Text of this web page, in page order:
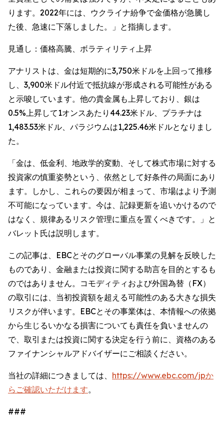
ります。2022年には、ウクライナ紛争で金価格が急騰し
た後、急速に下落しました。」と指摘します。
見通し：価格高騰、ボラティリティ上昇
アナリストは、金は短期的に3,750米ドルを上回って推移
し、3,900米ドル付近で抵抗線が形成される可能性がある
と示唆しています。他の貴金属も上昇しており、銀は
0.5%上昇して1オンスあたり44.23米ドル、プラチナは
1,483.53米ドル、パラジウムは1,225.46米ドルとなりまし
た。
「金は、低金利、地政学的変動、そして株式市場に対する
投資家の慎重姿勢という、依然として好条件の局面にあり
ます。しかし、これらの要因が相まって、市場はより予測
不可能になっています。今は、記録更新を追いかけるので
はなく、規律あるリスク管理に重点を置くべきです。」と
バレット氏は説明します。
この記事は、EBCとそのグローバル事業の見解を反映した
ものであり、金融または投資に関する助言を目的とするも
のではありません。コモディティおよび外国為替（FX）
の取引には、当初投資額を超える可能性のある大きな損失
リスクが伴います。EBCとその事業体は、本情報への依拠
から生じるいかなる損害についても責任を負いませんの
で、取引または投資に関する決定を行う前に、資格のある
ファイナンシャルアドバイザーにご相談ください。
当社の詳細につきましては、 https://www.ebc.com/jpか
らご確認いただけます。
###